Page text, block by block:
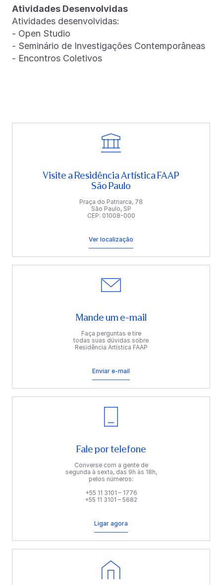
Atividades Desenvolvidas
Atividades desenvolvidas:
- Open Studio
- Seminário de Investigações Contemporâneas
- Encontros Coletivos
Visite a Residência Artística FAAP
São Paulo
Praça do Patriarca, 78
São Paulo, SP
CEP: 01008-000
Ver localização
Mande um e-mail
Faça perguntas e tire
todas suas dúvidas sobre
Residência Artística FAAP
Enviar e-mail
Fale por telefone
Converse com a gente de
segunda à sexta, das 9h às 18h,
pelos números:
+55 11 3101 – 1776
+55 11 3101 – 5682
Ligar agora